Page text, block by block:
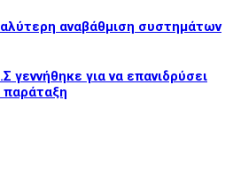
αναβάθμιση συστημάτων
για να επανιδρύσει
παράταξη